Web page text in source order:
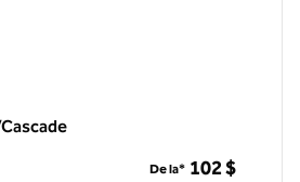
De la* 102 $